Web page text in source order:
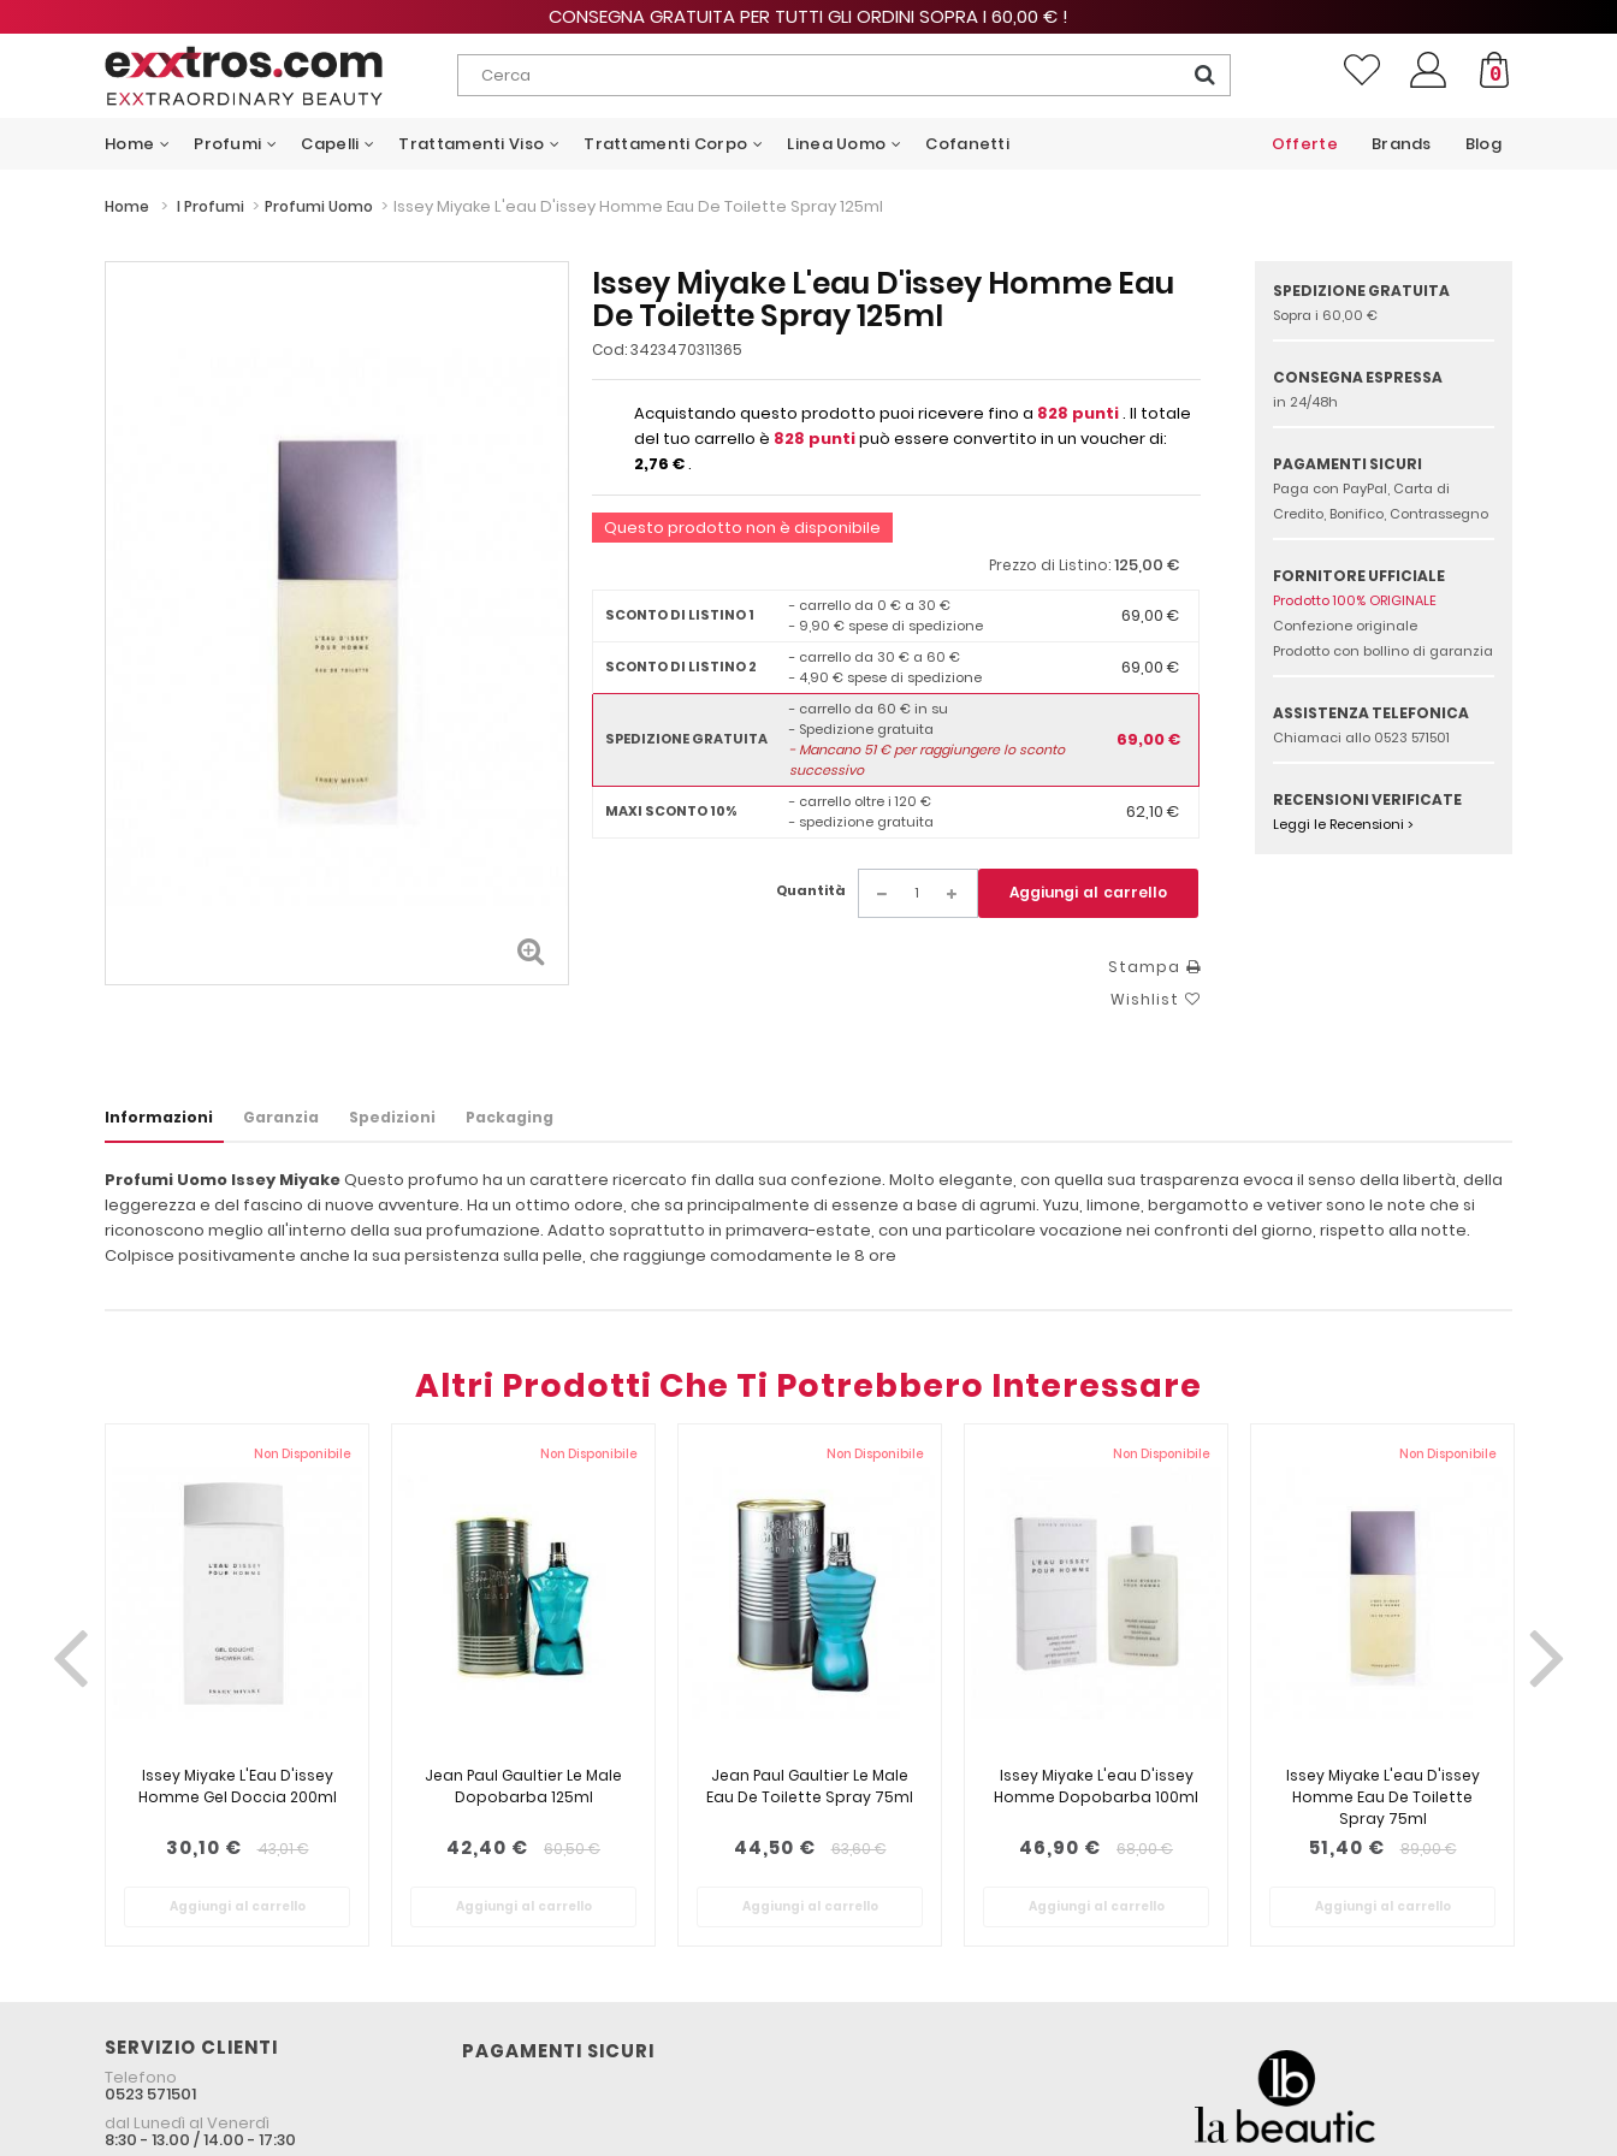
CONSEGNA GRATUITA PER TUTTI GLI ORDINI SOPRA I 60,00 € !
0
Home Profumi Capelli Trattamenti Viso Trattamenti Corpo Linea Uomo Cofanetti Blog
Brands
Offerte
Home > I Profumi > Profumi Uomo > Issey Miyake L'eau D'issey Homme Eau De Toilette Spray 125ml
Issey Miyake L'eau D'issey Homme Eau
De Toilette Spray 125ml
Cod:3423470311365
Acquistando questo prodotto puoi ricevere fino a 828 punti. Il totale
del tuo carrello è 828 puntipuò essere convertito in un voucher di:
2,76 €.
Questo prodotto non è disponibile
Prezzo di Listino:125,00 €
SCONTO DI LISTINO 1
- carrello da 0 € a 30 €
- 9,90 € spese di spedizione
69,00 €
SCONTO DI LISTINO 2
- carrello da 30 € a 60 €
- 4,90 € spese di spedizione
69,00 €
SPEDIZIONE GRATUITA
- carrello da 60 € in su
- Spedizione gratuita
-Mancano51€ per raggiungere lo sconto
successivo
69,00 €
MAXI SCONTO 10%
- carrello oltre i 120 €
- spedizione gratuita
62,10 €
Quantità Aggiungi al carrello
Stampa
Wishlist
SPEDIZIONE GRATUITA
Sopra i 60,00 €
CONSEGNA ESPRESSA
in 24/48h
PAGAMENTI SICURI
Paga con PayPal, Carta di
Credito, Bonifico, Contrassegno
FORNITORE UFFICIALE
Prodotto 100% ORIGINALE
Confezione originale
Prodotto con bollino di garanzia
ASSISTENZA TELEFONICA
Chiamaci allo 0523 571501
RECENSIONI VERIFICATE
Leggi le Recensioni >
Informazioni Garanzia Spedizioni Packaging
Profumi Uomo Issey MiyakeQuesto profumo ha un carattere ricercato fin dalla sua confezione. Molto elegante, con quella sua trasparenza evoca il senso della libertà, della
leggerezza e del fascino di nuove avventure. Ha un ottimo odore, che sa principalmente di essenze a base di agrumi. Yuzu, limone, bergamotto e vetiver sono le note che si
riconoscono meglio all'interno della sua profumazione. Adatto soprattutto in primavera-estate, con una particolare vocazione nei confronti del giorno, rispetto alla notte.
Colpisce positivamente anche la sua persistenza sulla pelle, che raggiunge comodamente le 8 ore
Altri Prodotti Che Ti Potrebbero Interessare
Non Disponibile
Issey Miyake L'Eau D'issey
Homme Gel Doccia 200ml
30,10 € 43,01 €
Aggiungi al carrello
Non Disponibile
Jean Paul Gaultier Le Male
Dopobarba 125ml
42,40 € 60,50 €
Aggiungi al carrello
Non Disponibile
Jean Paul Gaultier Le Male
Eau De Toilette Spray 75ml
44,50 € 63,60 €
Aggiungi al carrello
Non Disponibile
Issey Miyake L'eau D'issey
Homme Dopobarba 100ml
46,90 € 68,00 €
Aggiungi al carrello
Non Disponibile
Issey Miyake L'eau D'issey
Homme Eau De Toilette
Spray 75ml
51,40 € 89,00 €
Aggiungi al carrello
SERVIZIO CLIENTI
Telefono
0523 571501
dal Lunedì al Venerdì
8:30 - 13.00 / 14.00 - 17:30
PAGAMENTI SICURI